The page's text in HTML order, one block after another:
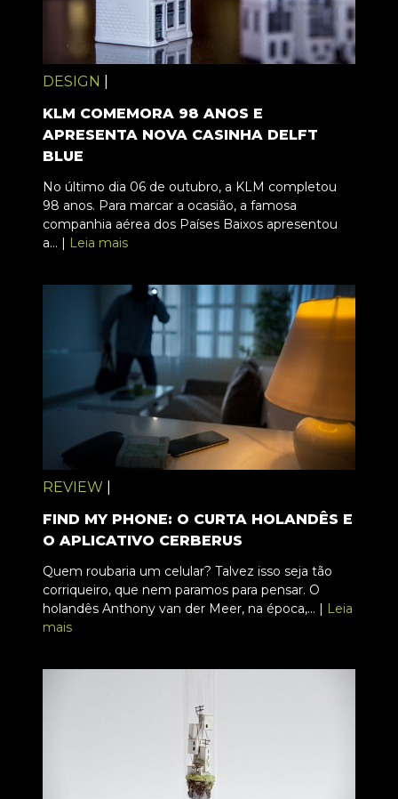
DESIGN
KLM COMEMORA 98 ANOS E
APRESENTA NOVA CASINHA DELFT
BLUE
No último dia 06 de outubro, a KLM completou
98 anos. Para marcar a ocasião, a famosa
companhia aérea dos Países Baixos apresentou
a... | Leia mais
REVIEW
FIND MY PHONE: O CURTA HOLANDÊS E
O APLICATIVO CERBERUS
Quem roubaria um celular? Talvez isso seja tão
corriqueiro, que nem paramos para pensar. O
holandês Anthony van der Meer, na época,... | Leia
mais